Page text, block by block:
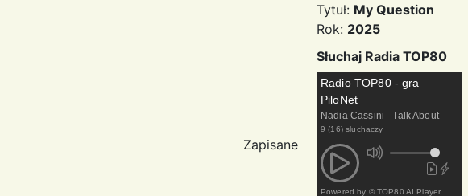
Zapisane
Tytuł: My Question
Rok: 2025
Słuchaj Radia TOP80
Radio TOP80 - gra
PiloNet
Nadia Cassini - Talk About
9 (16) słuchaczy
Powered by © TOP80 AI Player